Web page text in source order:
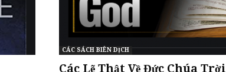
CÁC SÁCH BIÊN DỊCH
Các Lẽ Thật Về Đức Chúa Trời